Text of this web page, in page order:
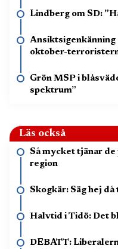
Lindberg om SD:
Ansiktsigenkänning
oktober-
Grön MSP i
spektrum”
Läs också
Så mycket tjänar
region
Skogkär: Säg hej
Halvtid i Tidö: Det
DEBATT: